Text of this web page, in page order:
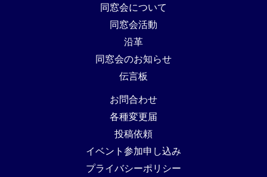
同窓会について
同窓会活動
沿革
同窓会のお知らせ
伝言板
お問合わせ
各種変更届
投稿依頼
イベント参加申し込み
プライバシーポリシー